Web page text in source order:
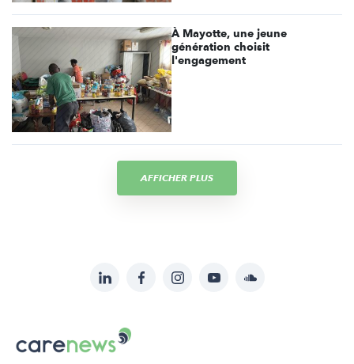
À Mayotte, une jeune
génération choisit
l'engagement
AFFICHER PLUS
sur:
LinkedInFacebookInstagramYouTubeSoundcloud
Le